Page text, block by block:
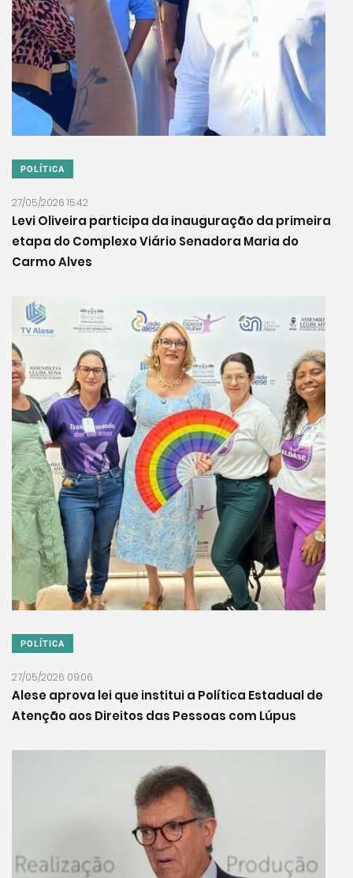
POLÍTICA
27/05/2026 15:42
Levi Oliveira participa da inauguração da primeira
etapa do Complexo Viário Senadora Maria do
Carmo Alves
POLÍTICA
27/05/2026 09:06
Alese aprova lei que institui a Política Estadual de
Atenção aos Direitos das Pessoas com Lúpus